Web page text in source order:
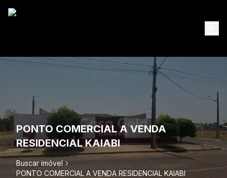
PONTO COMERCIAL A VENDA
RESIDENCIAL KAIABI
Buscar imóvel
PONTO COMERCIAL A VENDA RESIDENCIAL KAIABI